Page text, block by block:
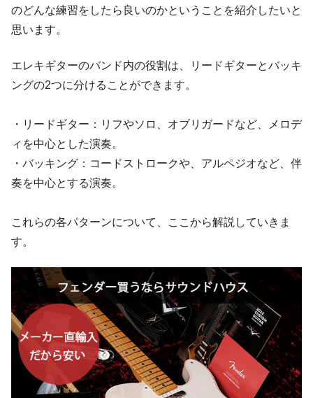
のどんな練習をしたら良いのかということを紹介したいと
思います。
エレキギターのバンド内の役割は、リードギターとバッキ
ングの2つに分けることができます。
・リードギター：リフやソロ、オブリガードなど、メロデ
ィを中心とした演奏。
・バッキング：コードストロークや、アルペジオなど、伴
奏を中心とする演奏。
これらの各パターンについて、ここから解説していきま
す。